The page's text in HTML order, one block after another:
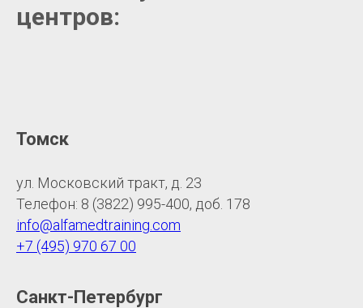
центров:
Томск
ул. Московский тракт, д. 23
Телефон: 8 (3822) 995-400, доб. 178
info@alfamedtraining.com
+7 (495) 970 67 00
Санкт-Петербург